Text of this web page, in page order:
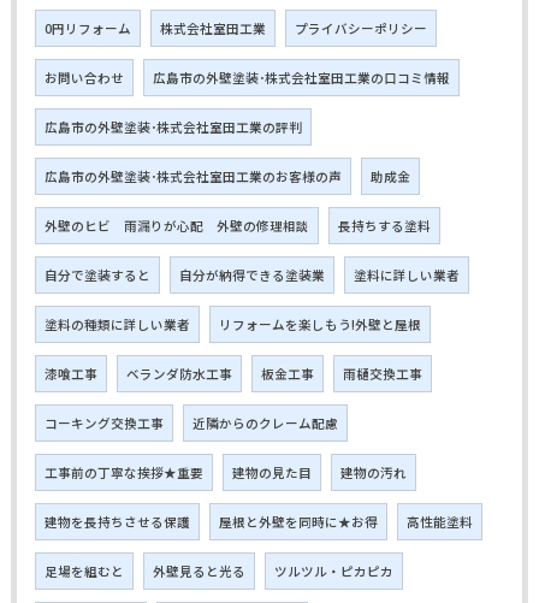
0円リフォーム 株式会社室田工業 プライバシーポリシー
お問い合わせ 広島市の外壁塗装･株式会社室田工業の口コミ情報
広島市の外壁塗装･株式会社室田工業の評判
広島市の外壁塗装･株式会社室田工業のお客様の声 助成金
外壁のヒビ 雨漏りが心配 外壁の修理相談 長持ちする塗料
自分で塗装すると 自分が納得できる塗装業 塗料に詳しい業者
塗料の種類に詳しい業者 リフォームを楽しもう!外壁と屋根
漆喰工事 ベランダ防水工事 板金工事 雨樋交換工事
コーキング交換工事 近隣からのクレーム配慮
工事前の丁寧な挨拶★重要 建物の見た目 建物の汚れ
建物を長持ちさせる保護 屋根と外壁を同時に★お得 高性能塗料
足場を組むと 外壁見ると光る ツルツル・ピカピカ